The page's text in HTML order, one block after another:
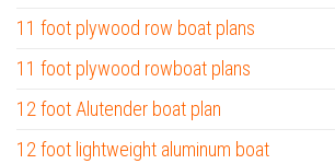
11 foot plywood row boat plans
11 foot plywood rowboat plans
12 foot Alutender boat plan
12 foot lightweight aluminum boat